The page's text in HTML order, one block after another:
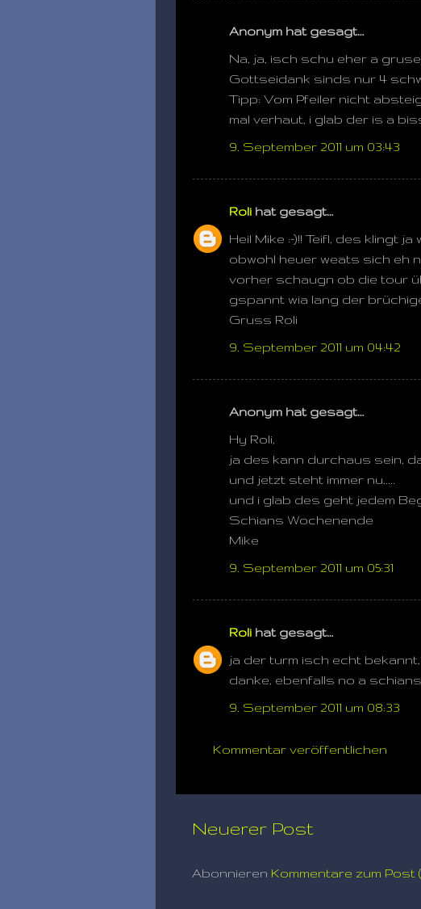
Anonym hat gesagt…
Na, ja, isch schu eher a
Gottseidank sinds nur 4
Tipp: Vom Pfeiler nicht
mal verhaut, i glab der is a
9. September 2011 um 03:43
Roli hat gesagt…
Heil Mike :-)!! Teifl, des klingt
obwohl heuer weats sich eh
vorher schaugn ob die tour
gspannt wia lang der
Gruss Roli
9. September 2011 um 04:42
Anonym hat gesagt…
Hy Roli,
ja des kann durchaus sein,
und jetzt steht immer nu.....
und i glab des geht jedem
Schians Wochenende
Mike
9. September 2011 um 05:31
Roli hat gesagt…
ja der turm isch echt
danke, ebenfalls no a schians
9. September 2011 um 08:33
Kommentar veröffentlichen
Neuerer Post
Abonnieren Kommentare zum Post